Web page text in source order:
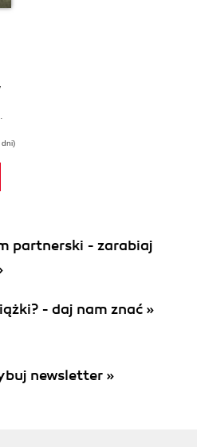
dni)
partnerski - zarabiaj
- daj nam znać »
newsletter »